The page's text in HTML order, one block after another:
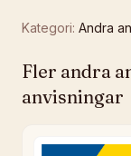
Kategori: Andra
Fler andra
anvisningar